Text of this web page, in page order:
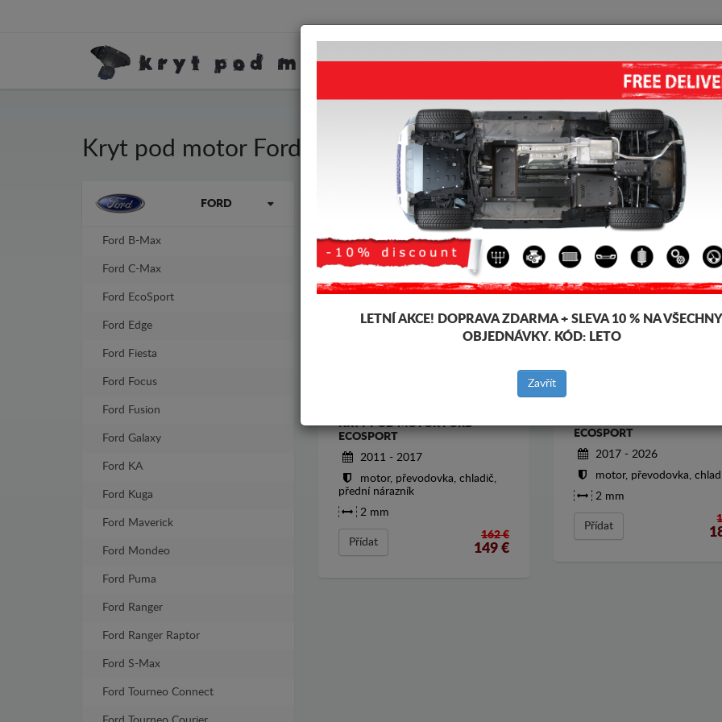
KRYT POD MOTOR HOME DOPRAVA FEEDBACK
Kryt pod motor Ford EcoSport
Značky vozidel FORD
Ford B-Max
Ford C-Max
Ford EcoSport
Ford Edge
Ford Fiesta
Ford Focus
Ford Fusion
Ford Galaxy
Ford KA
Ford Kuga
Ford Maverick
Ford Mondeo
Ford Puma
Ford Ranger
Ford Ranger Raptor
Ford S-Max
Ford Tourneo Connect
Kryt pod pro motor a převodovku pro vozidla Ford, model Ford EcoSport,
2-3 mm, snadno se montují, za přijatelné ceny. Kryt pod motor Ford EcoSport.
-8%
KRYT POD MOTOR FORD
ECOSPORT
2011 - 2017
motor, převodovka, chladič,
přední nárazník
2 mm
Přídat
162 €
149€
-4%
ECOSPORT
2017 - 2026
motor, převodovka,
2 mm
Přídat
LETNÍ AKCE! DOPRAVA ZDARMA + SLEVA 10 % NA VŠECHNY
OBJEDNÁVKY. KÓD: LETO
Zavřít